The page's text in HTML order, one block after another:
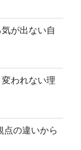
が出ない自
われない理
の違いから